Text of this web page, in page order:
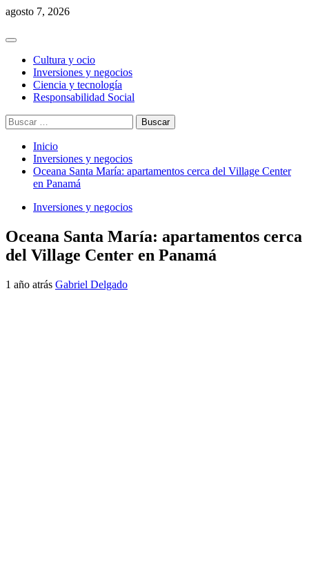
Saltar
contenido
agosto 7, 2026
Menú
principalCultura y ocio
Inversiones y negocios
Ciencia y tecnología
Responsabilidad Social
Buscar:
Inicio
Inversiones y negocios
Oceana Santa María: apartamentos cerca del Village Center
en Panamá
Inversiones y negocios
Oceana Santa María: apartamentos cerca
del Village Center en Panamá
1 año atrás Gabriel Delgado